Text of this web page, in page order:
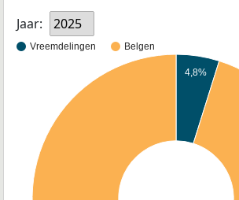
Jaar:
2025
Vreemdelingen Belgen
4,8%